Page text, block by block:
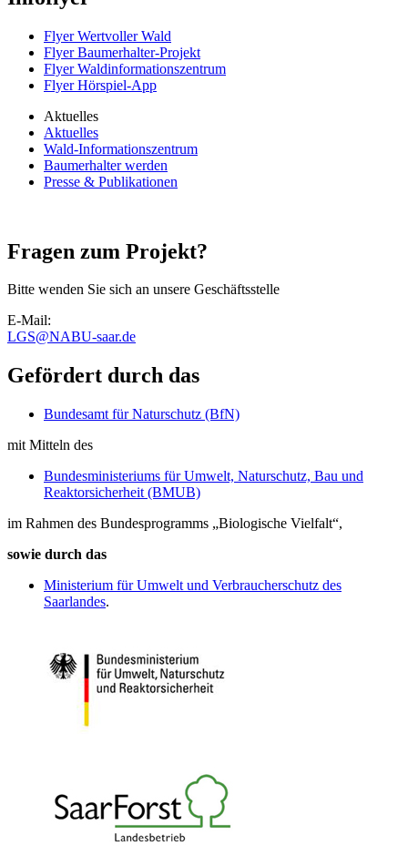
Flyer Wertvoller Wald
Flyer Baumerhalter-Projekt
Flyer Waldinformationszentrum
Flyer Hörspiel-App
Aktuelles
Aktuelles
Wald-Informationszentrum
Baumerhalter werden
Presse & Publikationen
Fragen zum Projekt?
Bitte wenden Sie sich an unsere Geschäftsstelle
E-Mail:
LGS@NABU-saar.de
Gefördert durch das
Bundesamt für Naturschutz (BfN)
mit Mitteln des
Bundesministeriums für Umwelt, Naturschutz, Bau und
Reaktorsicherheit (BMUB)
im Rahmen des Bundesprogramms „Biologische Vielfalt“,
sowie durch das
Ministerium für Umwelt und Verbraucherschutz des
Saarlandes.